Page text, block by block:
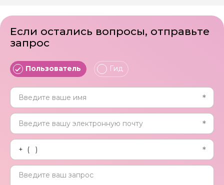
Если остались вопросы, отправьте
запрос
Пользователь Гид